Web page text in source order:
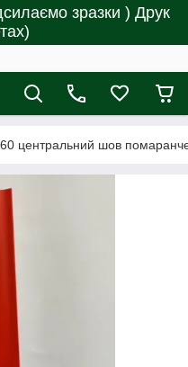
зразки ) Друк
центральний шов